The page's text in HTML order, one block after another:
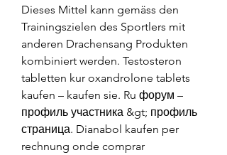
Dieses Mittel kann gemäss den
Trainingszielen des Sportlers mit
anderen Drachensang Produkten
kombiniert werden. Testosteron
tabletten kur oxandrolone tablets
kaufen – kaufen sie. Ru форум –
профиль участника &gt; профиль
страница. Dianabol kaufen per
rechnung onde comprar